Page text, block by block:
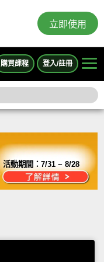
立即使用
購買課程 登入/註冊
活動期間：7/31 ~ 8/28